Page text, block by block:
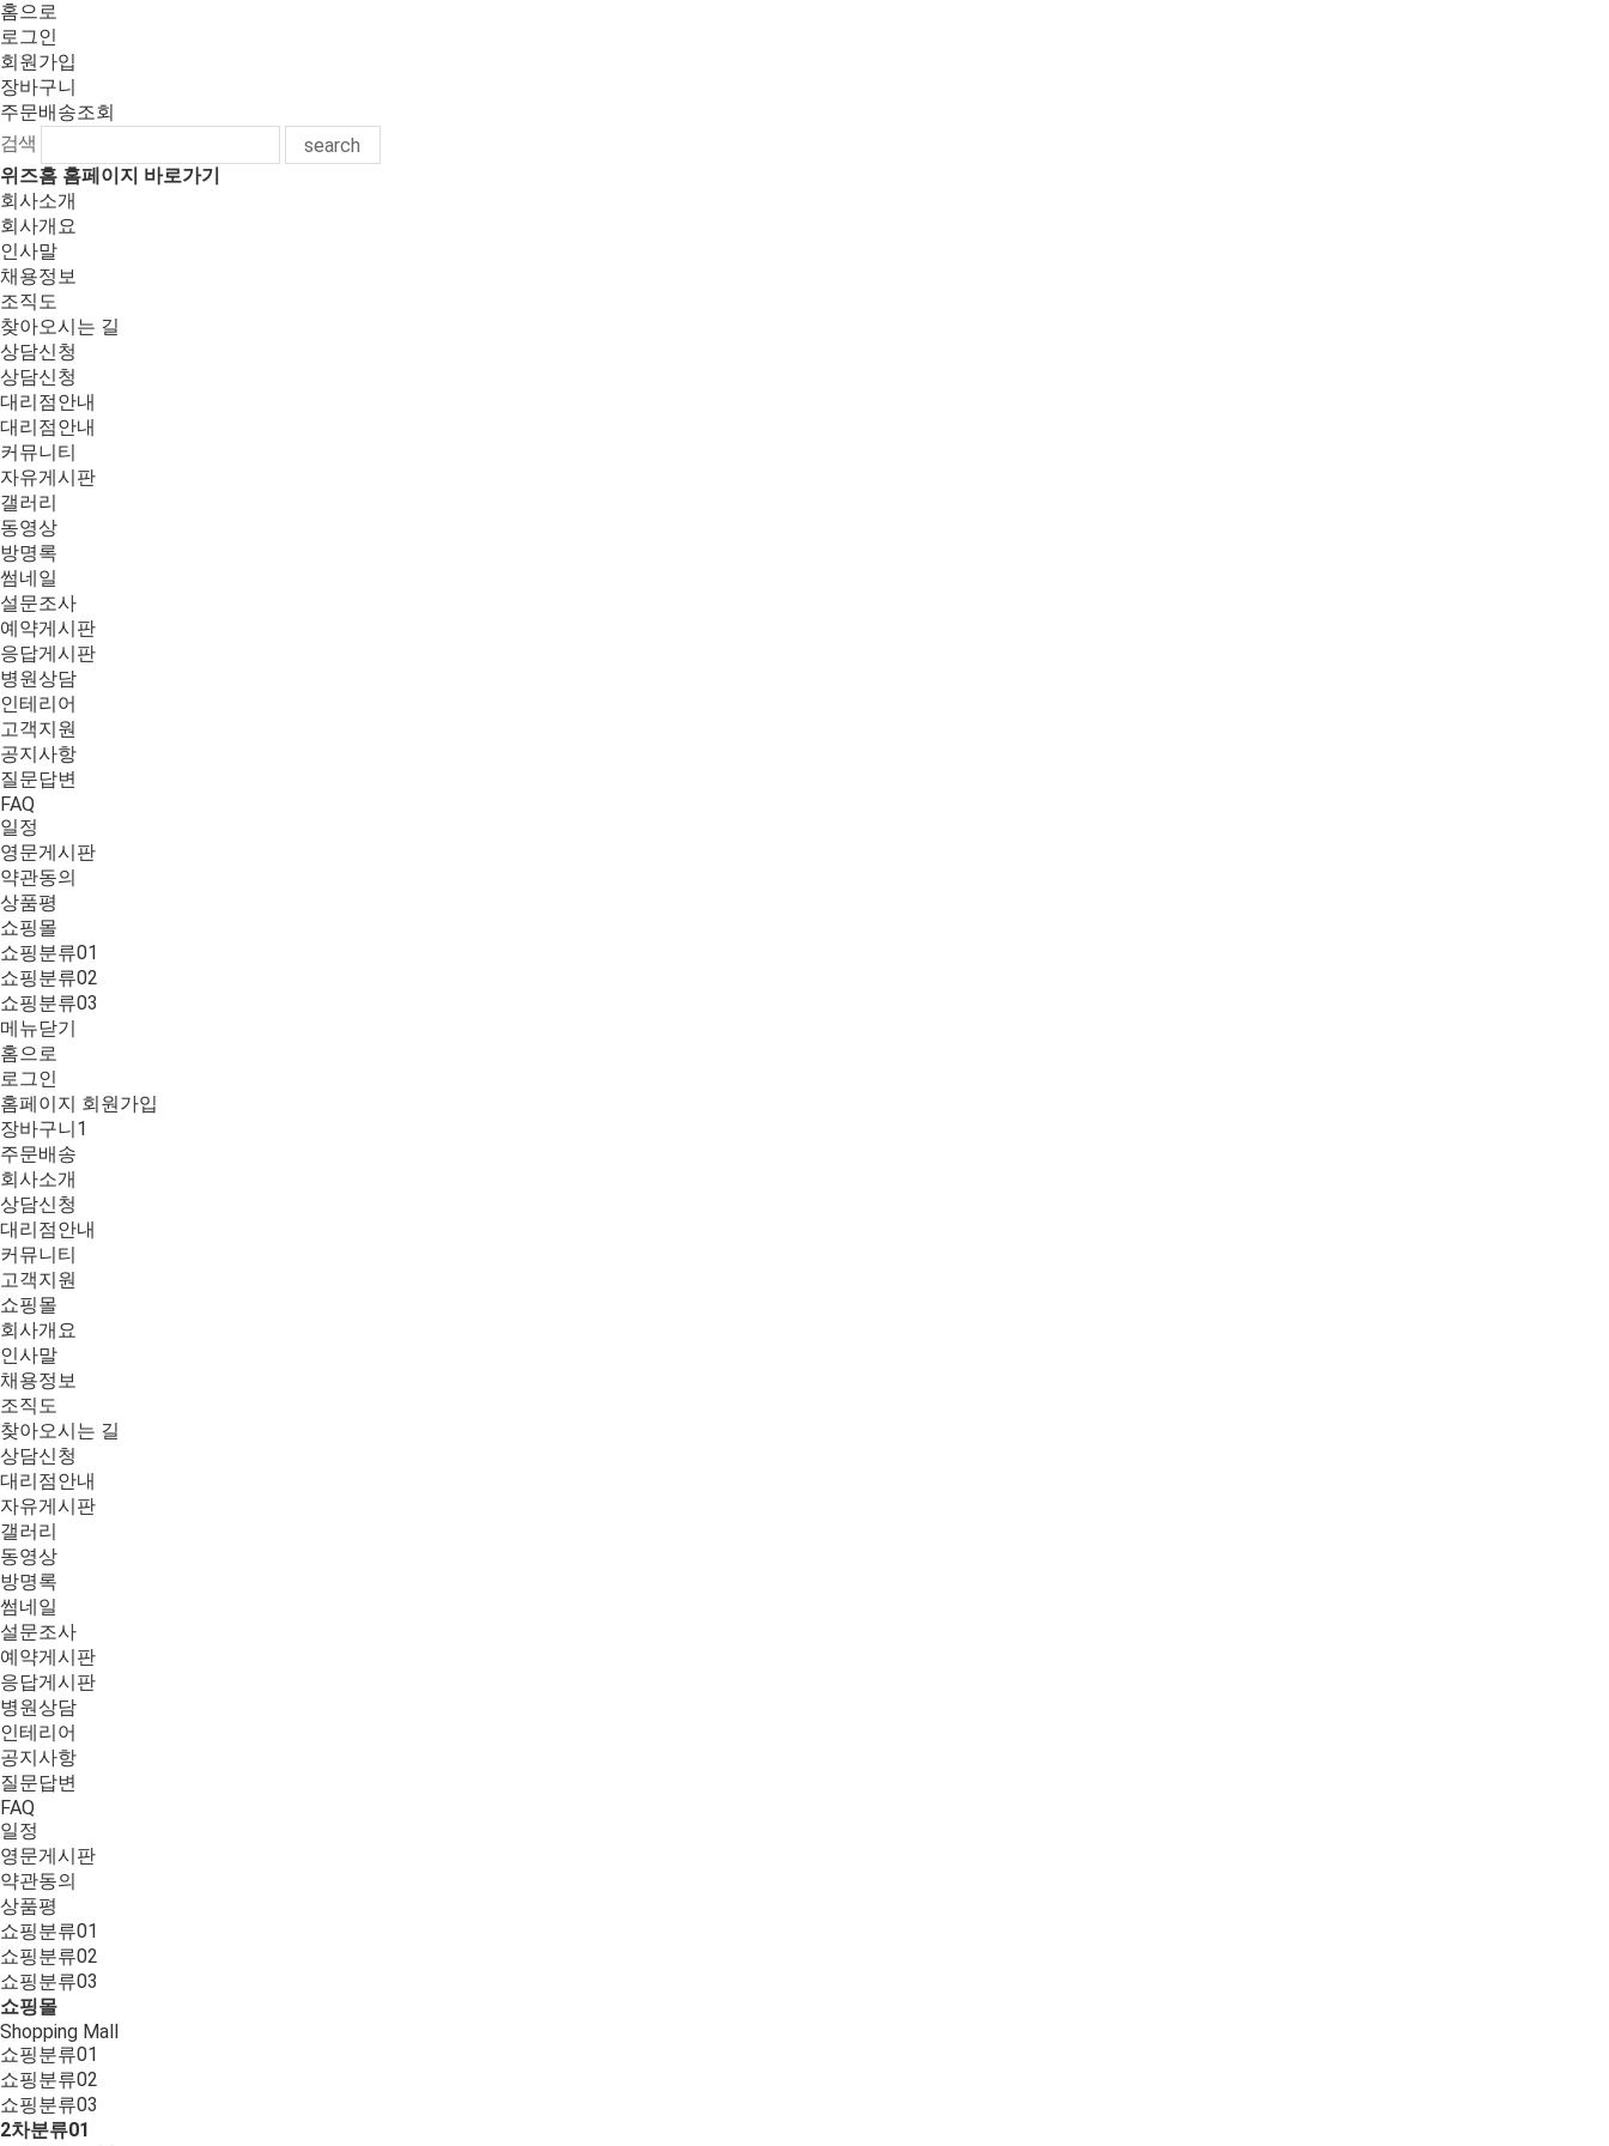
홈으로
로그인
회원가입
장바구니
주문배송조회
검색
search
위즈홈 홈페이지 바로가기
회사소개
회사개요
인사말
채용정보
조직도
찾아오시는 길
상담신청
상담신청
대리점안내
대리점안내
커뮤니티
자유게시판
갤러리
동영상
방명록
썸네일
설문조사
예약게시판
응답게시판
병원상담
인테리어
고객지원
공지사항
질문답변
FAQ
일정
영문게시판
약관동의
상품평
쇼핑몰
쇼핑분류01
쇼핑분류02
쇼핑분류03
메뉴닫기
홈으로
로그인
홈페이지 회원가입
장바구니1
주문배송
회사소개
상담신청
대리점안내
커뮤니티
고객지원
쇼핑몰
회사개요
인사말
채용정보
조직도
찾아오시는 길
상담신청
대리점안내
자유게시판
갤러리
동영상
방명록
썸네일
설문조사
예약게시판
응답게시판
병원상담
인테리어
공지사항
질문답변
FAQ
일정
영문게시판
약관동의
상품평
쇼핑분류01
쇼핑분류02
쇼핑분류03
쇼핑몰
Shopping Mall
쇼핑분류01
쇼핑분류02
쇼핑분류03
2차분류01